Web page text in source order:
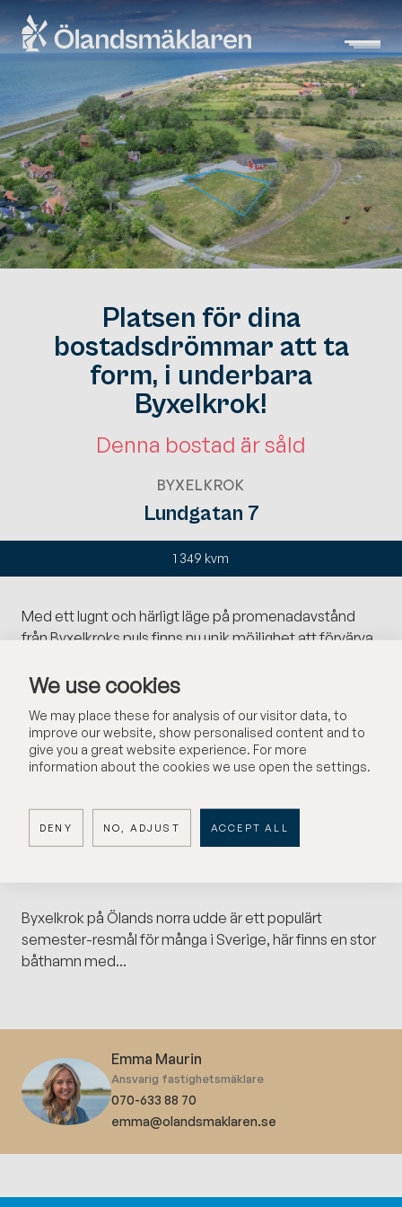
We use cookies
We may place these for analysis of our visitor data, to
improve our website, show personalised content and to
give you a great website experience. For more
information about the cookies we use open the settings.
DENY NO, ADJUST ACCEPT ALL
Platsen för dina
bostadsdrömmar att ta
form, i underbara
Byxelkrok!
Denna bostad är såld
Lundgatan 7
BYXELKROK
1 349 kvm
Med ett lugnt och härligt läge på promenadavstånd
från Byxelkroks puls finns nu unik möjlighet att förvärva
bofasta som sommar-ölänningar, så oavsett om du
det är familje-villan som ska ta form kan vi nu ha hittat
platsen där det ska ske! Välkomna till Lundgatan, röjd
och plan tomt med underbart läge nära Byxelkrok!
anslutningsavgifter ingår i priset. Till tomten finns ett
sökt förhandsbesked, mer information finns under
uppladdade dokument. Kontakta fastighetsmäklare
Byxelkrok på Ölands norra udde är ett populärt
semester-resmål för många i Sverige, här finns en stor
båthamn med...
Emma Maurin
Ansvarig fastighetsmäklare
070-633 88 70
emma@olandsmaklaren.se